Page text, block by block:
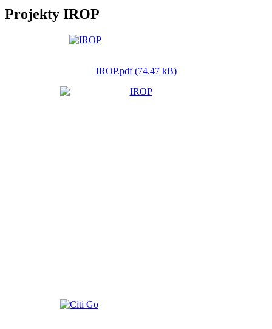
Projekty IROP
IROP.pdf (74.47 kB)